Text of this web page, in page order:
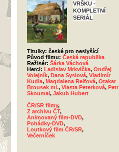
VRŠKU -
KOMPLETNÍ
SERIÁL
Titulky: české pro neslyšící
Původ filmu: Česká republika
Režisér: Šárka Váchová
Herci: Ladislav Mrkvička, Ondřej
Volejník, Dana Syslová, Vladimír
Kudla, Magdalena Reifová, Otakar
Brousek ml., Vlasta Peterková, Petr
Skoumal, Jakub Hubert
ČR/SR filmy,
Z archivu ČT,
Animovaný film-DVD,
Pohádky-DVD,
Loutkový film ČR/SR,
Večerníček